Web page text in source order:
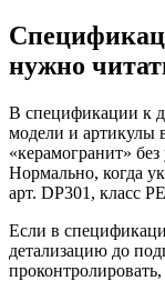
нужно
В спецификации к
модели и артикулы
«керамогранит»
Нормально, когда
арт. DP301, класс
Если в
детализацию до